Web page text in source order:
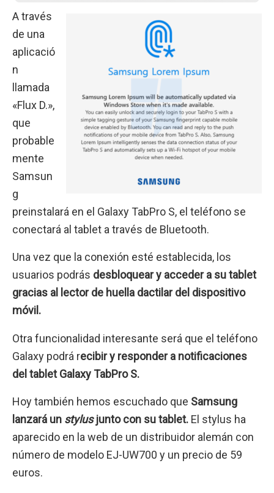
A través
de una
aplicació
n
llamada
«Flux D.»,
que
probable
mente
Samsun
g
preinstalará en el Galaxy TabPro S, el teléfono se
conectará al tablet a través de Bluetooth.
Una vez que la conexión esté establecida, los
usuarios podrás desbloquear y acceder a su tablet
gracias al lector de huella dactilar del dispositivo
móvil.
Otra funcionalidad interesante será que el teléfono
Galaxy podrá recibir y responder a notificaciones
del tablet Galaxy TabPro S.
Hoy también hemos escuchado que Samsung
lanzará un stylusjunto con su tablet. El stylus ha
aparecido en la web de un distribuidor alemán con
número de modelo EJ-UW700 y un precio de 59
euros.